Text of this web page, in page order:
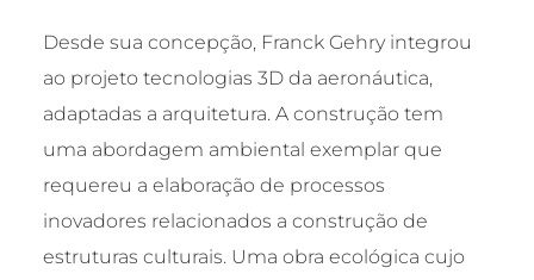
Desde sua concepção, Franck Gehry integrou
ao projeto tecnologias 3D da aeronáutica,
adaptadas a arquitetura. A construção tem
uma abordagem ambiental exemplar que
requereu a elaboração de processos
inovadores relacionados a construção de
estruturas culturais. Uma obra ecológica cujo